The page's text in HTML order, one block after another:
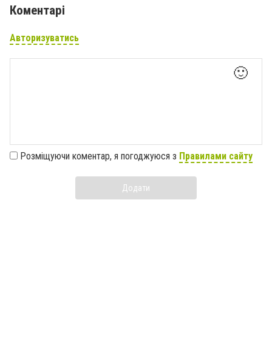
Коментарі
Авторизуватись
🙂
Розміщуючи коментар, я погоджуюся з Правилами сайту
Додати